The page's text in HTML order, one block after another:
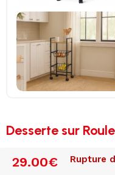
Desserte sur
29.00€ Rupture